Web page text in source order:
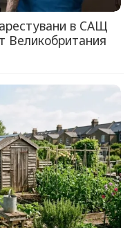
в САЩ
Великобритания